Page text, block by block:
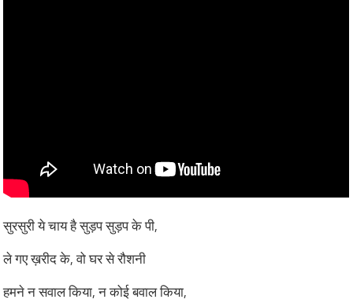
सुरसुरी ये चाय है सुड़प सुड़प के पी,
ले गए ख़रीद के, वो घर से रौशनी
हमने न सवाल किया, न कोई बवाल किया,